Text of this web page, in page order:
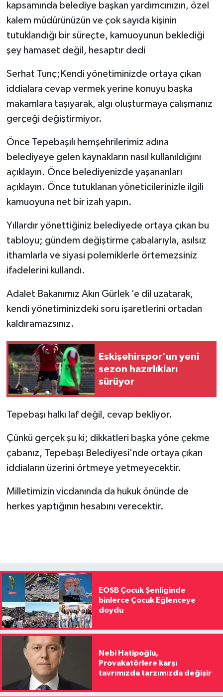
kapsamında belediye başkan yardımcınızın, özel
kalem müdürünüzün ve çok sayıda kişinin
tutuklandığı bir süreçte, kamuoyunun beklediği
şey hamaset değil, hesaptır dedi
Serhat Tunç;Kendi yönetiminizde ortaya çıkan
iddialara cevap vermek yerine konuyu başka
makamlara taşıyarak, algı oluşturmaya çalışmanız
gerçeği değiştirmiyor.
Önce Tepebaşılı hemşehrilerimiz adına
belediyeye gelen kaynakların nasıl kullanıldığını
açıklayın. Önce belediyenizde yaşananları
açıklayın. Önce tutuklanan yöneticilerinizle ilgili
kamuoyuna net bir izah yapın.
Yıllardır yönettiğiniz belediyede ortaya çıkan bu
tabloyu; gündem değiştirme çabalarıyla, asılsız
ithamlarla ve siyasi polemiklerle örtemezsiniz
ifadelerini kullandı.
Adalet Bakanımız Akın Gürlek ’e dil uzatarak,
kendi yönetiminizdeki soru işaretlerini ortadan
kaldıramazsınız.
Eskişehirspor'un yeni
sezon hazırlıkları
sürüyor
Tepebaşı halkı laf değil, cevap bekliyor.
Çünkü gerçek şu ki; dikkatleri başka yöne çekme
çabanız, Tepebaşı Belediyesi'nde ortaya çıkan
iddiaların üzerini örtmeye yetmeyecektir.
Milletimizin vicdanında da hukuk önünde de
herkes yaptığının hesabını verecektir.
EOSB Çocuk Şenliginde
binlerce Çocuk Eğlenceye
doydu
Nebi Hatipoğlu,
Provakatörlere karşı
tavrımızda tarzımızda değişir